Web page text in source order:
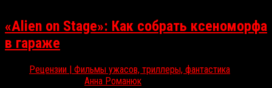
«Alien on Stage»: Как собрать ксеноморфа
в гараже
Рецензии | Фильмы ужасов, триллеры, фантастика
Анна Романюк